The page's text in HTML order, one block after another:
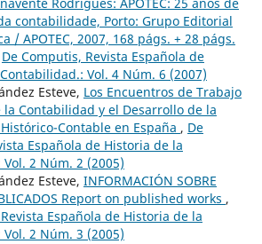
contabilidade, Porto: Grupo Editorial
/ APOTEC, 2007, 168 págs. + 28 págs.
De Computis, Revista Española de
Vol. 4 Núm. 6 (2007)
Esteve, Los Encuentros de Trabajo
Contabilidad y el Desarrollo de la
Contable en España , De
Española de Historia de la
2 Núm. 2 (2005)
Esteve, INFORMACIÓN SOBRE
Report on published works ,
Española de Historia de la
2 Núm. 3 (2005)